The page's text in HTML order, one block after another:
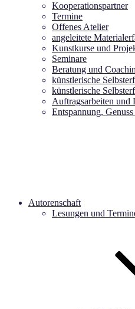
Kooperationspartner
Termine
Offenes Atelier
angeleitete
Kunstkurse und
Seminare
Beratung und
künstlerische
künstlerische
Auftragsarbeiten und
Entspannung,
Autorenschaft
Lesungen und